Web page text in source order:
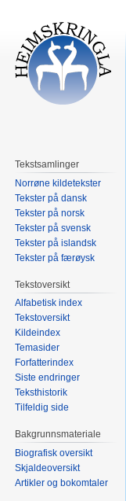
Tekstsamlinger
Norrøne kildetekster
Tekster på dansk
Tekster på norsk
Tekster på svensk
Tekster på islandsk
Tekster på færøysk
Tekstoversikt
Alfabetisk index
Tekstoversikt
Kildeindex
Temasider
Forfatterindex
Siste endringer
Teksthistorik
Tilfeldig side
Bakgrunnsmateriale
Biografisk oversikt
Skjaldeoversikt
Artikler og bokomtaler